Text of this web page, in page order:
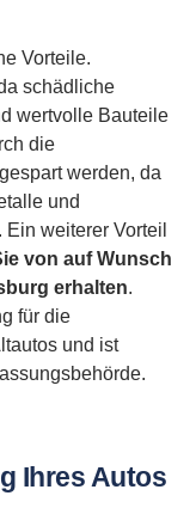
Vorteile.
schädliche
wertvolle Bauteile
die
werden, da
und
weiterer Vorteil
von auf Wunsch
erhalten.
für die
und ist
Ihres Autos